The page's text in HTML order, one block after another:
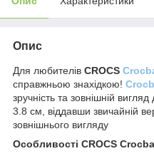
Опис
Для любителів CROCS
справжньою знахідкою!
зручність та зовнішній
3.8 см, віддавши звичайній
зовнішнього вигляду
Особливості CROCS